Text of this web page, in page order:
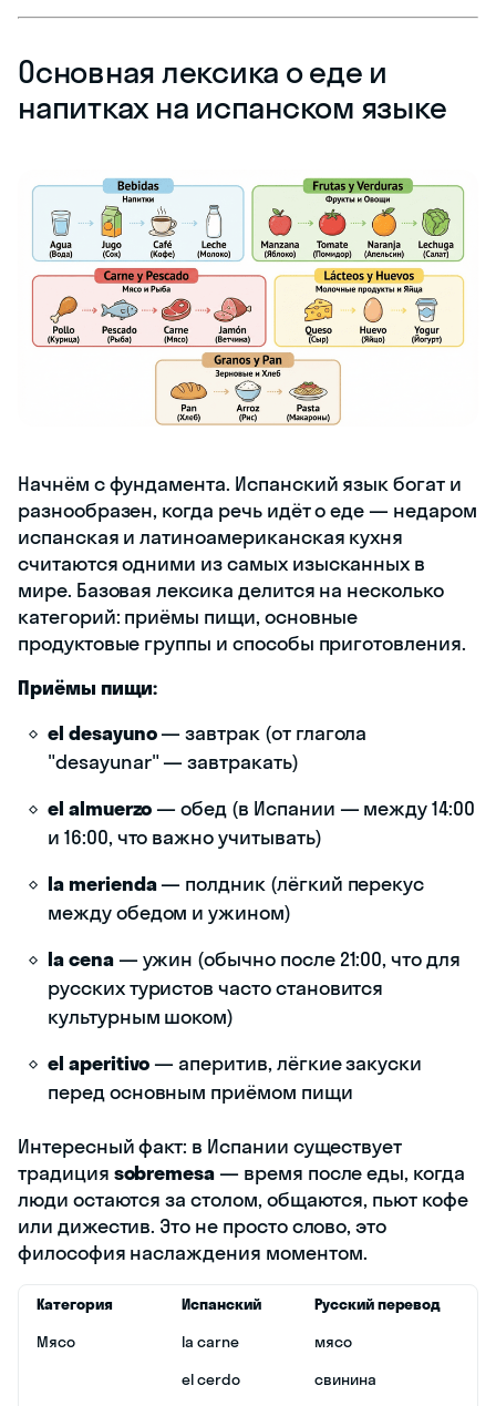
Основная лексика о еде и
напитках на испанском языке
Начнём с фундамента. Испанский язык богат и
разнообразен, когда речь идёт о еде — недаром
испанская и латиноамериканская кухня
считаются одними из самых изысканных в
мире. Базовая лексика делится на несколько
категорий: приёмы пищи, основные
продуктовые группы и способы приготовления.
Приёмы пищи:
el desayuno— завтрак (от глагола
"desayunar" — завтракать)
el almuerzo— обед (в Испании — между 14:00
и 16:00, что важно учитывать)
la merienda— полдник (лёгкий перекус
между обедом и ужином)
la cena— ужин (обычно после 21:00, что для
русских туристов часто становится
культурным шоком)
el aperitivo— аперитив, лёгкие закуски
перед основным приёмом пищи
Интересный факт: в Испании существует
традиция sobremesa— время после еды, когда
люди остаются за столом, общаются, пьют кофе
или дижестив. Это не просто слово, это
философия наслаждения моментом.
Категория Испанский
Русский перевод
Мясо
la carne
мясо
el cerdo
свинина